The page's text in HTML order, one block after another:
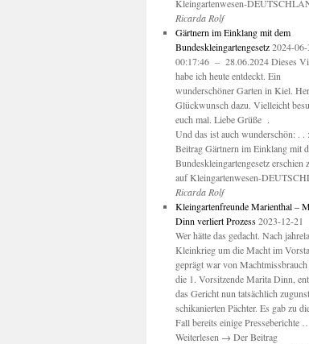
Kleingartenwesen-
Ricarda Rolf
Gärtnern im Einklang mit dem
Bundeskleingartengesetz 2024-
00:17:46 – 28.06.2024 Dieses
habe ich heute entdeckt. Ein
wunderschöner Garten in Kiel.
Glückwunsch dazu. Vielleicht
euch mal. Liebe Grüße .
Und das ist auch wunderschön: . .
Beitrag Gärtnern im Einklang mit
Bundeskleingartengesetz erschien
auf Kleingartenwesen-
Ricarda Rolf
Kleingartenfreunde Marienthal –
Dinn verliert Prozess 2023-12-21
Wer hätte das gedacht. Nach
Kleinkrieg um die Macht im
geprägt war von
die 1. Vorsitzende Marita Dinn,
das Gericht nun tatsächlich
schikanierten Pächter. Es gab zu
Fall bereits einige Presseberichte …
Weiterlesen → Der Beitrag